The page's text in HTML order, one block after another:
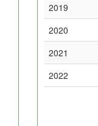
2019
2020
2021
2022